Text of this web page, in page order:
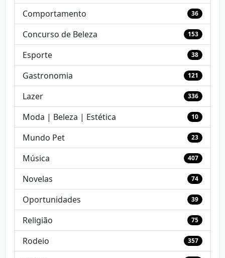
Comportamento 36
Concurso de Beleza 153
Esporte 38
Gastronomia 121
Lazer 336
Moda | Beleza | Estética 10
Mundo Pet 23
Música 407
Novelas 74
Oportunidades 39
Religião 75
Rodeio 357